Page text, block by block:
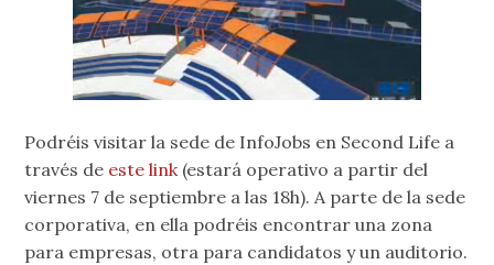
Podréis visitar la sede de InfoJobs en Second Life a
través de este link(estará operativo a partir del
viernes 7 de septiembre a las 18h). A parte de la sede
corporativa, en ella podréis encontrar una zona
para empresas, otra para candidatos y un auditorio.